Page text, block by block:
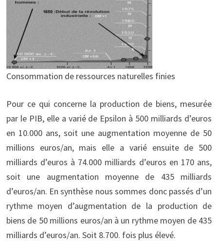
Consommation de ressources naturelles finies
Pour ce qui concerne la production de biens, mesurée
par le PIB, elle a varié de Epsilon à 500 milliards d’euros
en 10.000 ans, soit une augmentation moyenne de 50
millions euros/an, mais elle a varié ensuite de 500
milliards d’euros à 74.000 milliards d’euros en 170 ans,
soit une augmentation moyenne de 435 milliards
d’euros/an. En synthèse nous sommes donc passés d’un
rythme moyen d’augmentation de la production de
biens de 50 millions euros/an à un rythme moyen de 435
milliards d’euros/an. Soit 8.700. fois plus élevé.